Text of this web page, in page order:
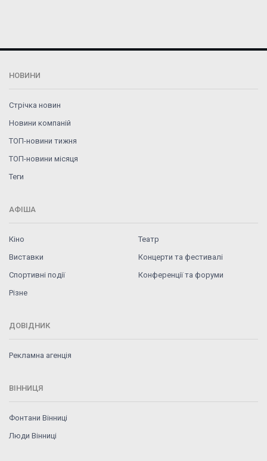
НОВИНИ
Стрічка новин
Новини компаній
ТОП-новини тижня
ТОП-новини місяця
Теги
АФІША
Кіно
Театр
Виставки
Концерти та фестивалі
Спортивні події
Конференції та форуми
Різне
ДОВІДНИК
Рекламна агенція
ВІННИЦЯ
Фонтани Вінниці
Люди Вінниці